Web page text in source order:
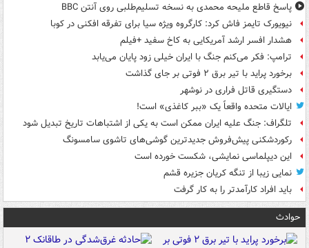
پاسخ قاطع ملیحه محمدی به نسخه تسلیم‌طلبی روی آنتن BBC
نیویورک تایمز فاش کرد: کارگروه ویژه سیا برای تفرقه افکنی در کوبا
هشدار افسر ارشد آمریکایی به کاخ سفید +فیلم
ترامپ: فکر می‌کنم جنگ با ایران خیلی زود پایان می‌یابد
برخورد پراید با تیر برق ۲ فوتی بر جای گذاشت
دستگیری قاتل فراری در نوشهر
ایالات متحده واقعاً یک «ببر کاغذی» است!
تلگراف: جنگ علیه ایران ممکن است به یکی از اشتباهات تاریخ تبدیل شود
رکوردشکنی پیش‌فروش جدیدترین گوشی‌های تاشوی سامسونگ
این دیپلماسی نمایشی، شکست خورده است
نمایی زیبا از تنگه کریان جزیره قشم
باید افراد کارآمدتر را به کار گرفت
حوادث